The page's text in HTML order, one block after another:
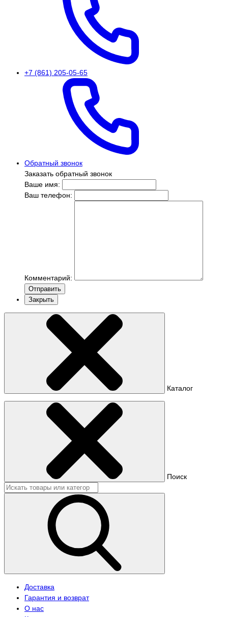
+7 (861) 205-05-65
Обратный звонок
Заказать обратный звонок
Ваше имя:
Ваш телефон:
Комментарий:
Отправить
Закрыть
Каталог
Поиск
Доставка
Гарантия и возврат
О нас